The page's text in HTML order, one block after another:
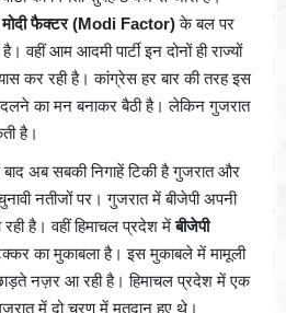
मोदी फैक्टर (Modi Factor)के बल पर
वहीं आम आदमी पार्टी इन दोनों ही राज्यों
कर रही है। कांग्रेस हर बार की तरह इस
का मन बनाकर बैठी है। लेकिन गुजरात
है।
अब सबकी निगाहें टिकी है गुजरात और
नतीजों पर। गुजरात में बीजेपी अपनी
रही है। वहीं हिमाचल प्रदेश मेंबीजेपी
का मुकाबला है। इस मुकाबले में मामूली
नज़र आ रही है। हिमाचल प्रदेश में एक
में दो चरण में मतदान हुए थे।